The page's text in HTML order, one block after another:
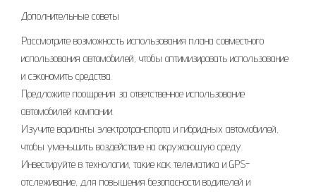
Дополнительные советы
Рассмотрите возможность использования плана совместного
использования автомобилей, чтобы оптимизировать использование
и сэкономить средства.
Предложите поощрения за ответственное использование
автомобилей компании.
Изучите варианты электротранспорта и гибридных автомобилей,
чтобы уменьшить воздействие на окружающую среду.
Инвестируйте в технологии, такие как телематика и GPS-
отслеживание, для повышения безопасности водителей и